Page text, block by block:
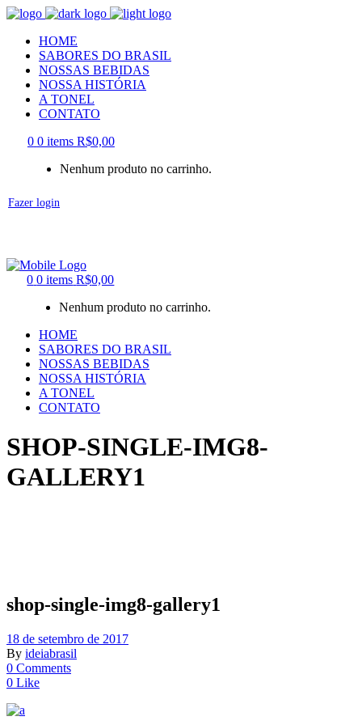
HOME
SABORES DO BRASIL
NOSSAS BEBIDAS
NOSSA HISTÓRIA
A TONEL
CONTATO
0 0 items R$0,00
Nenhum produto no carrinho.
Fazer login
0 0 items R$0,00
Nenhum produto no carrinho.
HOME
SABORES DO BRASIL
NOSSAS BEBIDAS
NOSSA HISTÓRIA
A TONEL
CONTATO
SHOP-SINGLE-IMG8-
GALLERY1
shop-single-img8-gallery1
18 de setembro de 2017
By ideiabrasil
0 Comments
0 Like